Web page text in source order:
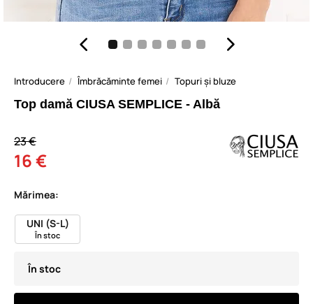
Introducere Îmbrăcăminte femei Topuri și bluze
Top damă CIUSA SEMPLICE - Albă
23 €
16 €
Mărimea:
UNI (S-L)
În stoc
În stoc